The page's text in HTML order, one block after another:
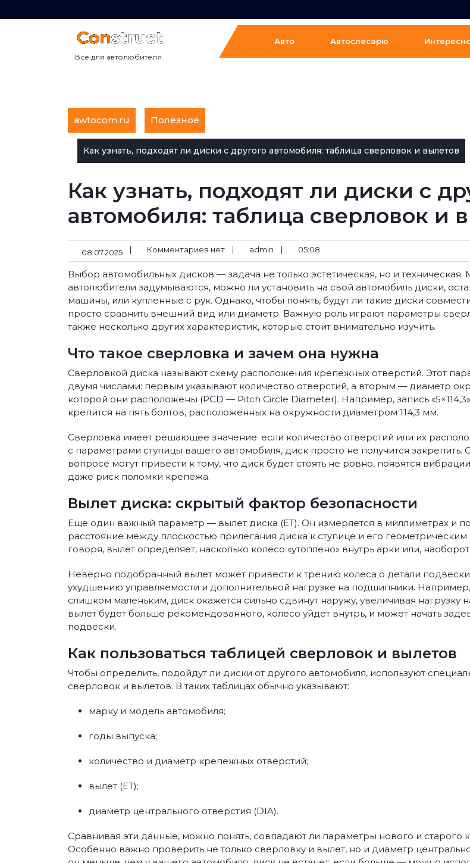
к
Все для автолюбителя
Авто Автослесарю
awtocom.ru Полезное
Как узнать, подходят ли диски с другого автомобиля: таблица сверловок и вылетов
Как узнать, подходят ли диски с
автомобиля: таблица сверловок и
08.07.2025 | Комментариев нет | admin | 05:08
Выбор автомобильных дисков — задача не только эстетическая, но и техническая.
автолюбители задумываются, можно ли установить на свой автомобиль диски,
машины, или купленные с рук. Однако, чтобы понять, будут ли такие диски
просто сравнить внешний вид или диаметр. Важную роль играют параметры
также несколько других характеристик, которые стоит внимательно изучить.
Что такое сверловка и зачем она нужна
Сверловкой диска называют схему расположения крепежных отверстий. Этот
двумя числами: первым указывают количество отверстий, а вторым — диаметр
которой они расположены (PCD — Pitch Circle Diameter). Например, запись
крепится на пять болтов, расположенных на окружности диаметром 114,3 мм.
Сверловка имеет решающее значение: если количество отверстий или их
с параметрами ступицы вашего автомобиля, диск просто не получится закрепить.
вопросе могут привести к тому, что диск будет стоять не ровно, появятся
даже риск поломки крепежа.
Вылет диска: скрытый фактор безопасности
Еще один важный параметр — вылет диска (ET). Он измеряется в миллиметрах и
расстояние между плоскостью прилегания диска к ступице и его
говоря, вылет определяет, насколько колесо «утоплено» внутрь арки или,
Неверно подобранный вылет может привести к трению колеса о детали подвески
ухудшению управляемости и дополнительной нагрузке на подшипники.
слишком маленьким, диск окажется сильно сдвинут наружу, увеличивая нагрузку
вылет будет больше рекомендованного, колесо уйдет внутрь, и может начать
подвески.
Как пользоваться таблицей сверловок и вылетов
Чтобы определить, подойдут ли диски от другого автомобиля, используют
сверловок и вылетов. В таких таблицах обычно указывают:
марку и модель автомобиля;
годы выпуска;
количество и диаметр крепежных отверстий;
вылет (ET);
диаметр центрального отверстия (DIA).
Сравнивая эти данные, можно понять, совпадают ли параметры нового и старого
Особенно важно проверить не только сверловку и вылет, но и диаметр